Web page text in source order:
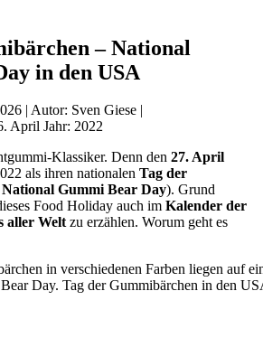
– National
in den USA
Autor: Sven Giese
April Jahr: 2022
Klassiker. Denn den 27. April
als ihren nationalen Tag der
National Gummi Bear Day). Grund
Food Holiday auch im Kalender der
aller Weltzu erzählen. Worum geht es
Day. Tag der Gummibärchen in den